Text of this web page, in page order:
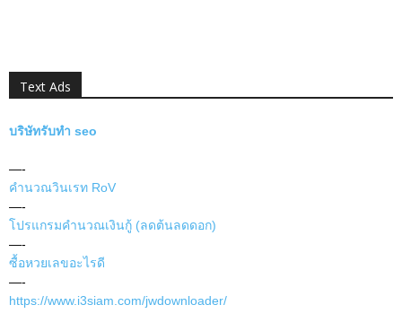
Text Ads
บริษัทรับทำ seo
—-
คำนวณวินเรท RoV
—-
โปรแกรมคำนวณเงินกู้ (ลดต้นลดดอก)
—-
ซื้อหวยเลขอะไรดี
—-
https://www.i3siam.com/jwdownloader/